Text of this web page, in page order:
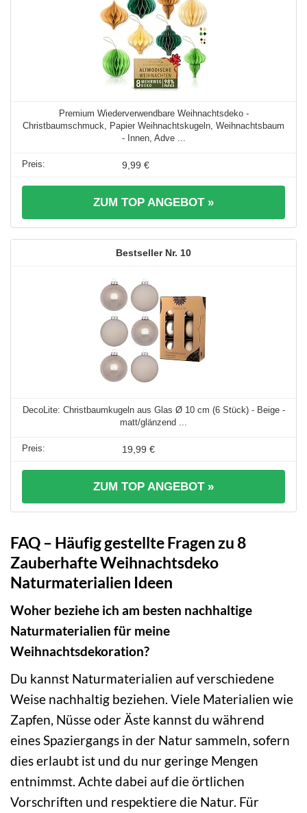
Premium Wiederverwendbare Weihnachtsdeko -
Christbaumschmuck, Papier Weihnachtskugeln, Weihnachtsbaum
- Innen, Adve ...
9,99 €
ZUM TOP ANGEBOT »
10
DecoLite: Christbaumkugeln aus Glas Ø 10 cm (6 Stück) - Beige -
matt/glänzend ...
19,99 €
ZUM TOP ANGEBOT »
FAQ – Häufig gestellte Fragen zu 8
Zauberhafte Weihnachtsdeko
Naturmaterialien Ideen
Woher beziehe ich am besten nachhaltige
Naturmaterialien für meine
Weihnachtsdekoration?
Du kannst Naturmaterialien auf verschiedene
Weise nachhaltig beziehen. Viele Materialien wie
Zapfen, Nüsse oder Äste kannst du während
eines Spaziergangs in der Natur sammeln, sofern
dies erlaubt ist und du nur geringe Mengen
entnimmst. Achte dabei auf die örtlichen
Vorschriften und respektiere die Natur. Für